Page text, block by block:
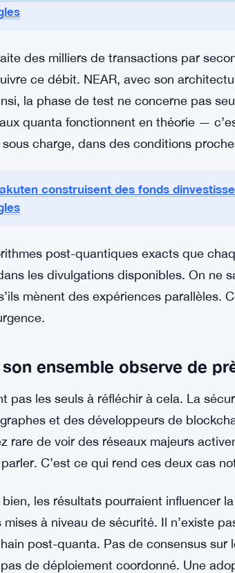
de cryptage spécialement
de trouver des outils qui peuvent être
qui fonctionne déjà. Ce n’est pas une
remplacer des composants
sans précaution.
construisent des fonds
des milliers de transactions par
ce débit. NEAR, avec son
la phase de test ne concerne pas
quanta fonctionnent en théorie —
sous charge, dans des conditions
post-quantiques exacts que
les divulgations disponibles. On ne
mènent des expériences parallèles.
son ensemble observe de
pas les seuls à réfléchir à cela. La
et des développeurs de